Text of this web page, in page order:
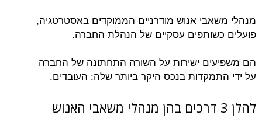
מנהלי משאבי אנוש מודרניים הממוקדים באסטרטגיה,
פועלים כשותפים עסקיים של הנהלת החברה.
הם משפיעים ישירות על השורה התחתונה של החברה
על ידי התמקדות בנכס היקר ביותר שלה: העובדים.
להלן 3 דרכים בהן מנהלי משאבי האנוש